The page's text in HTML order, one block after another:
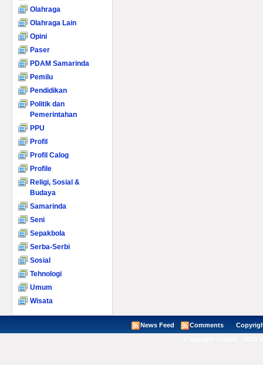
Olahraga
Olahraga Lain
Opini
Paser
PDAM Samarinda
Pemilu
Pendidikan
Politik dan
Pemerintahan
PPU
Profil
Profil Calog
Profile
Religi, Sosial &
Budaya
Samarinda
Seni
Sepakbola
Serba-Serbi
Sosial
Tehnologi
Umum
Wisata
News Feed Comments Copyright